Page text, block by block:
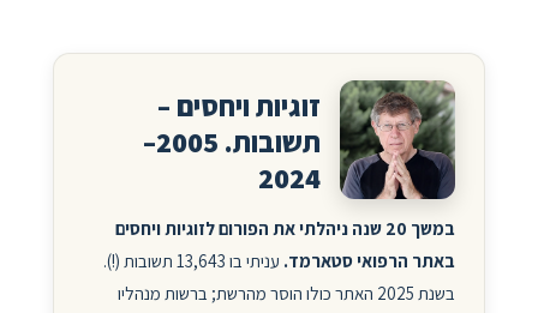
זוגיות ויחסים –
תשובות. 2005–
2024
במשך 20 שנה ניהלתי את הפורום לזוגיות ויחסים
באתר הרפואי סטארמד.
עניתי בו 13,643 תשובות (!).
בשנת 2025 האתר כולו הוסר מהרשת; ברשות מנהליו